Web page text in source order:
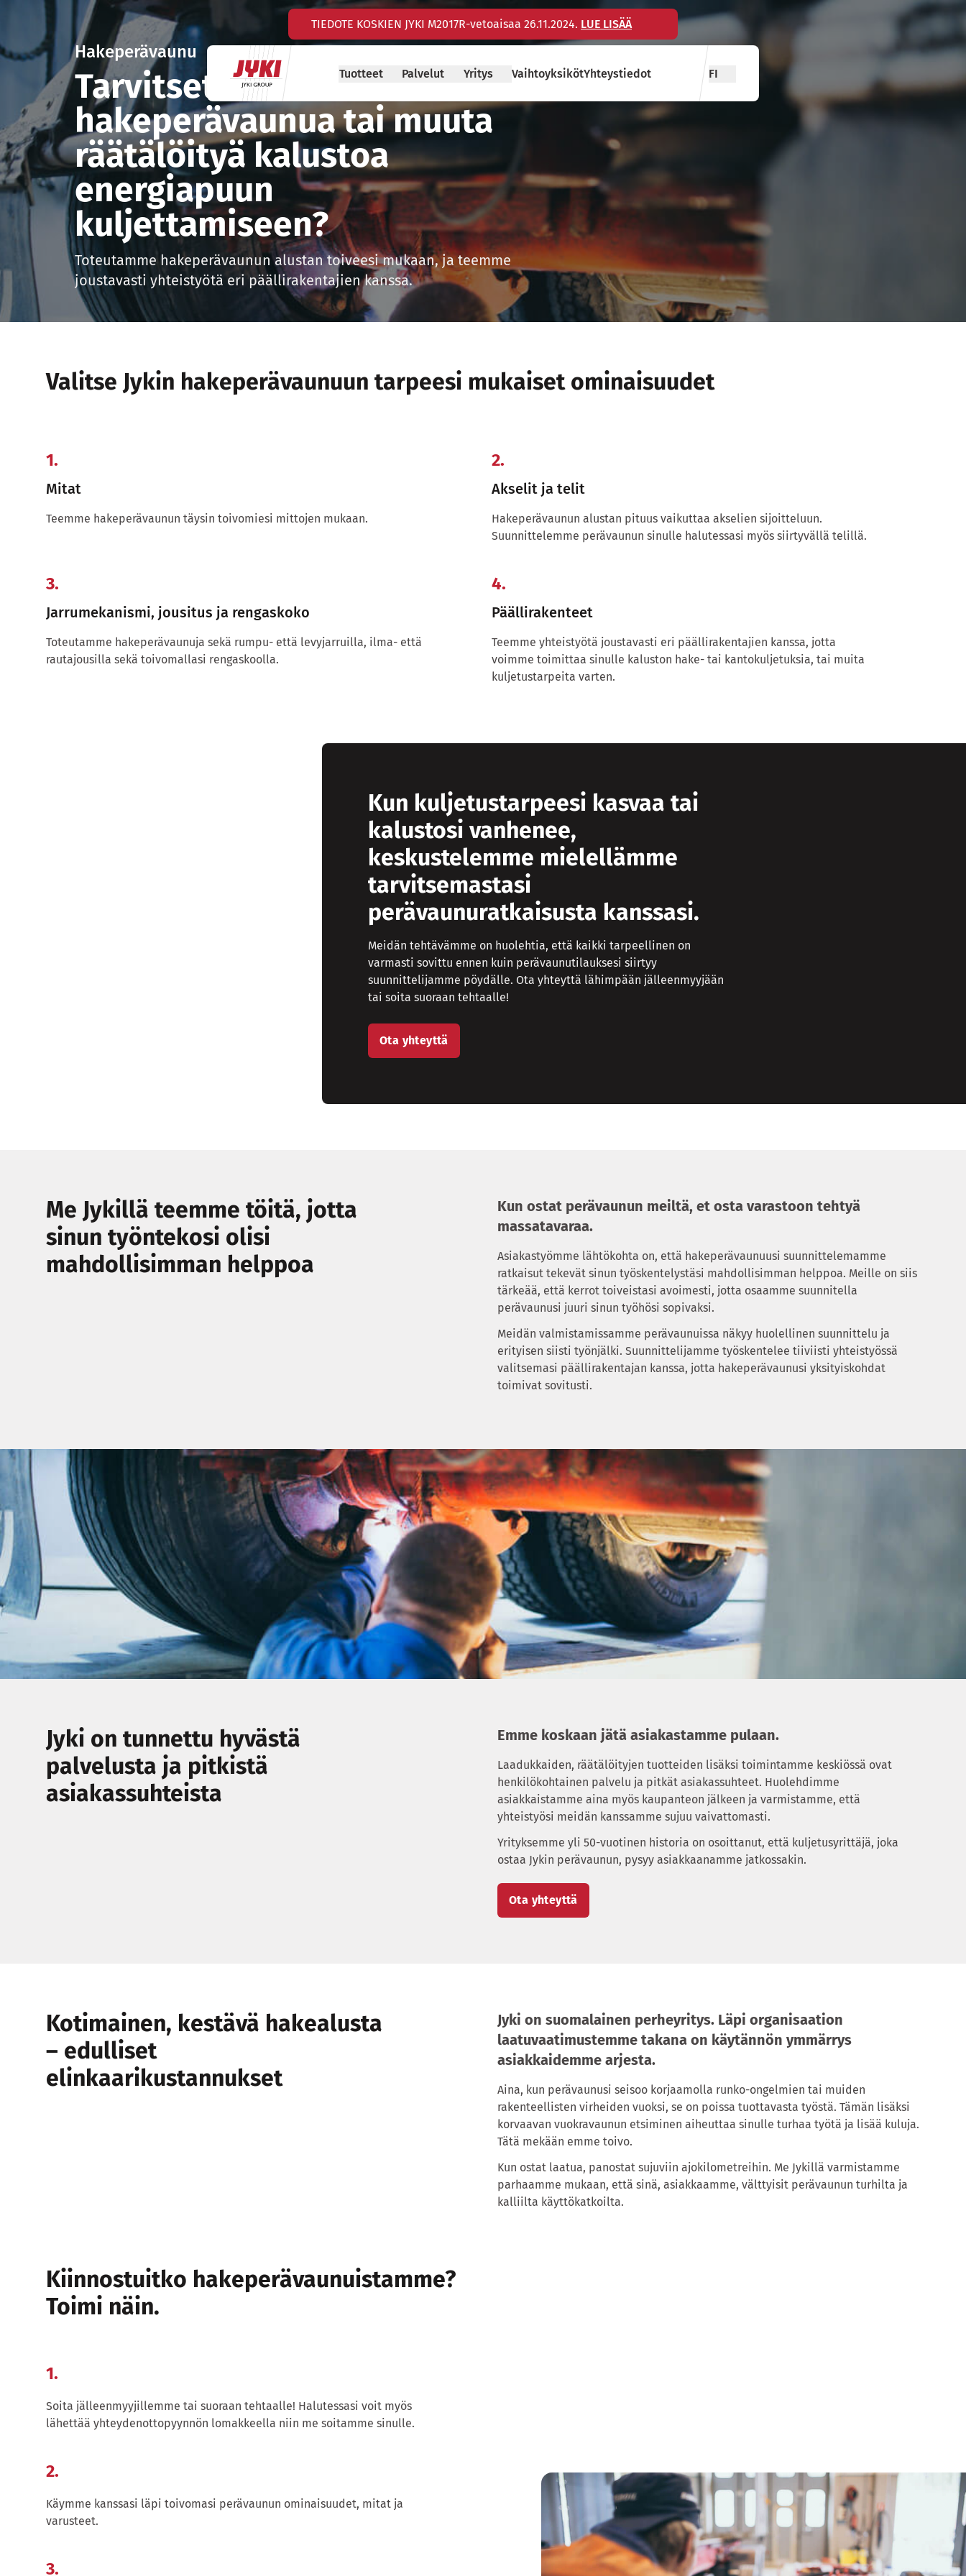
TIEDOTE KOSKIEN JYKI M2017R-vetoaisaa 26.11.2024. LUE LISÄÄ
Tuotteet Palvelut Yritys VaihtoyksikötYhteystiedot FI
Hakeperävaunu
Tarvitsetko
hakeperävaunua tai muuta
räätälöityä kalustoa
energiapuun
kuljettamiseen?
Toteutamme hakeperävaunun alustan toiveesi mukaan, ja teemme
joustavasti yhteistyötä eri päällirakentajien kanssa.
Valitse Jykin hakeperävaunuun tarpeesi mukaiset ominaisuudet
1.
Mitat
Teemme hakeperävaunun täysin toivomiesi mittojen mukaan.
2.
Akselit ja telit
Hakeperävaunun alustan pituus vaikuttaa akselien sijoitteluun.
Suunnittelemme perävaunun sinulle halutessasi myös siirtyvällä telillä.
3.
Jarrumekanismi, jousitus ja rengaskoko
Toteutamme hakeperävaunuja sekä rumpu- että levyjarruilla, ilma- että
rautajousilla sekä toivomallasi rengaskoolla.
4.
Päällirakenteet
Teemme yhteistyötä joustavasti eri päällirakentajien kanssa, jotta
voimme toimittaa sinulle kaluston hake- tai kantokuljetuksia, tai muita
kuljetustarpeita varten.
Kun kuljetustarpeesi kasvaa tai
kalustosi vanhenee,
keskustelemme mielellämme
tarvitsemastasi
perävaunuratkaisusta kanssasi.
Meidän tehtävämme on huolehtia, että kaikki tarpeellinen on
varmasti sovittu ennen kuin perävaunutilauksesi siirtyy
suunnittelijamme pöydälle. Ota yhteyttä lähimpään jälleenmyyjään
tai soita suoraan tehtaalle!
Ota yhteyttä
Me Jykillä teemme töitä, jotta
sinun työntekosi olisi
mahdollisimman helppoa
Kun ostat perävaunun meiltä, et osta varastoon tehtyä
massatavaraa.
Asiakastyömme lähtökohta on, että hakeperävaunuusi suunnittelemamme
ratkaisut tekevät sinun työskentelystäsi mahdollisimman helppoa. Meille on siis
tärkeää, että kerrot toiveistasi avoimesti, jotta osaamme suunnitella
perävaunusi juuri sinun työhösi sopivaksi.
Meidän valmistamissamme perävaunuissa näkyy huolellinen suunnittelu ja
erityisen siisti työnjälki. Suunnittelijamme työskentelee tiiviisti yhteistyössä
valitsemasi päällirakentajan kanssa, jotta hakeperävaunusi yksityiskohdat
toimivat sovitusti.
Jyki on tunnettu hyvästä
palvelusta ja pitkistä
asiakassuhteista
Emme koskaan jätä asiakastamme pulaan.
Laadukkaiden, räätälöityjen tuotteiden lisäksi toimintamme keskiössä ovat
henkilökohtainen palvelu ja pitkät asiakassuhteet. Huolehdimme
asiakkaistamme aina myös kaupanteon jälkeen ja varmistamme, että
yhteistyösi meidän kanssamme sujuu vaivattomasti.
Yrityksemme yli 50-vuotinen historia on osoittanut, että kuljetusyrittäjä, joka
ostaa Jykin perävaunun, pysyy asiakkaanamme jatkossakin.
Ota yhteyttä
Kotimainen, kestävä hakealusta
– edulliset
elinkaarikustannukset
Jyki on suomalainen perheyritys. Läpi organisaation
laatuvaatimustemme takana on käytännön ymmärrys
asiakkaidemme arjesta.
Aina, kun perävaunusi seisoo korjaamolla runko-ongelmien tai muiden
rakenteellisten virheiden vuoksi, se on poissa tuottavasta työstä. Tämän lisäksi
korvaavan vuokravaunun etsiminen aiheuttaa sinulle turhaa työtä ja lisää kuluja.
Tätä mekään emme toivo.
Kun ostat laatua, panostat sujuviin ajokilometreihin. Me Jykillä varmistamme
parhaamme mukaan, että sinä, asiakkaamme, välttyisit perävaunun turhilta ja
kalliilta käyttökatkoilta.
Kiinnostuitko hakeperävaunuistamme?
Toimi näin.
1.
Soita jälleenmyyjillemme tai suoraan tehtaalle! Halutessasi voit myös
lähettää yhteydenottopyynnön lomakkeella niin me soitamme sinulle.
2.
Käymme kanssasi läpi toivomasi perävaunun ominaisuudet, mitat ja
varusteet.
3.